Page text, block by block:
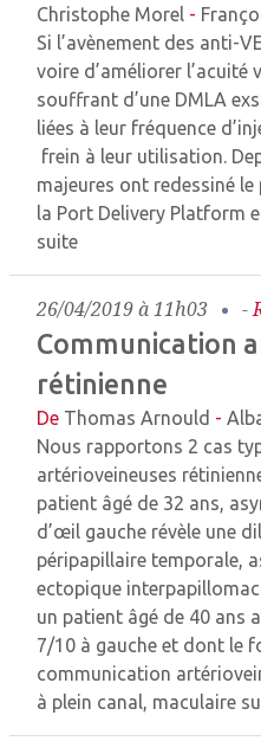
Christophe Morel -
Si l’avènement des anti-
voire d’améliorer l’acuité
souffrant d’une DMLA
liées à leur fréquence
frein à leur utilisation.
majeures ont redessiné
la Port Delivery Platform
suite
26/04/2019 à 11h03 -
Communication
rétinienne
De Thomas Arnould -
Nous rapportons 2 cas
artérioveineuses
patient âgé de 32 ans,
d’œil gauche révèle une
péripapillaire temporale,
ectopique
un patient âgé de 40 ans
7/10 à gauche et dont le
communication
à plein canal, maculaire